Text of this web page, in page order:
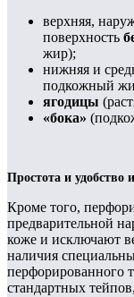
верхняя,
поверхность
жир);
нижняя и
подкожный
ягодицы
«бока»
Простота и удобство
Кроме того,
предварительной
коже и исключают
наличия
перфорированного
стандартных